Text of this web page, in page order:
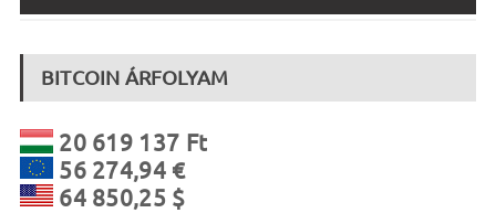
BITCOIN ÁRFOLYAM
20 619 137 Ft
56 274,94 €
64 850,25 $